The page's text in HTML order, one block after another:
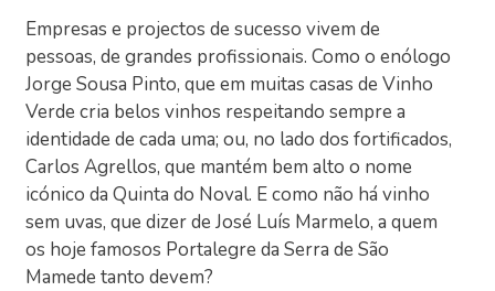
Empresas e projectos de sucesso vivem de
pessoas, de grandes profissionais. Como o enólogo
Jorge Sousa Pinto, que em muitas casas de Vinho
Verde cria belos vinhos respeitando sempre a
identidade de cada uma; ou, no lado dos fortificados,
Carlos Agrellos, que mantém bem alto o nome
icónico da Quinta do Noval. E como não há vinho
sem uvas, que dizer de José Luís Marmelo, a quem
os hoje famosos Portalegre da Serra de São
Mamede tanto devem?